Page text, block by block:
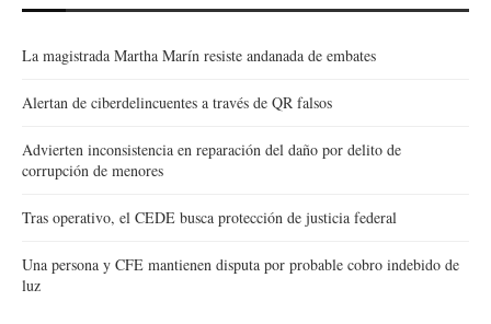
La magistrada Martha Marín resiste andanada de embates
Alertan de ciberdelincuentes a través de QR falsos
Advierten inconsistencia en reparación del daño por delito de
corrupción de menores
Tras operativo, el CEDE busca protección de justicia federal
Una persona y CFE mantienen disputa por probable cobro indebido de
luz